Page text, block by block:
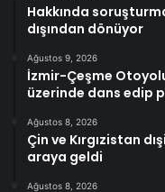
Hakkında
dışından dönüyor
Ağustos 9, 2026
İzmir-Çeşme
üzerinde dans edip
Ağustos 8, 2026
Çin ve Kırgızistan
araya geldi
Ağustos 8, 2026